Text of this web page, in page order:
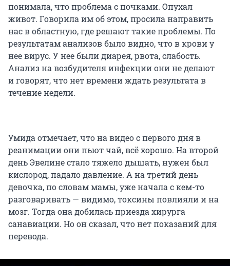
понимала, что проблема с почками. Опухал
живот. Говорила им об этом, просила направить
нас в областную, где решают такие проблемы. По
результатам анализов было видно, что в крови у
нее вирус. У нее были диарея, рвота, слабость.
Анализ на возбудителя инфекции они не делают
и говорят, что нет времени ждать результата в
течение недели.
Умида отмечает, что на видео с первого дня в
реанимации они пьют чай, всё хорошо. На второй
день Эвелине стало тяжело дышать, нужен был
кислород, падало давление. А на третий день
девочка, по словам мамы, уже начала с кем-то
разговаривать — видимо, токсины повлияли и на
мозг. Тогда она добилась приезда хирурга
санавиации. Но он сказал, что нет показаний для
перевода.